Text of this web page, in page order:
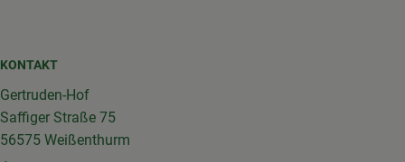
KONTAKT
Gertruden-Hof
Saffiger Straße 75
56575 Weißenthurm